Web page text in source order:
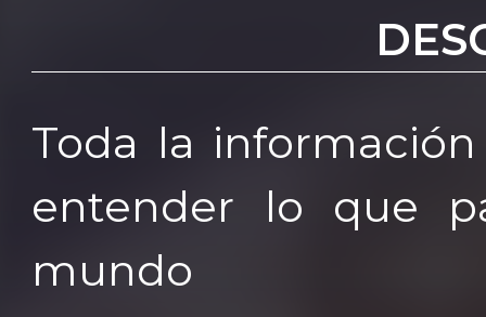
Toda la
entender lo que
mundo